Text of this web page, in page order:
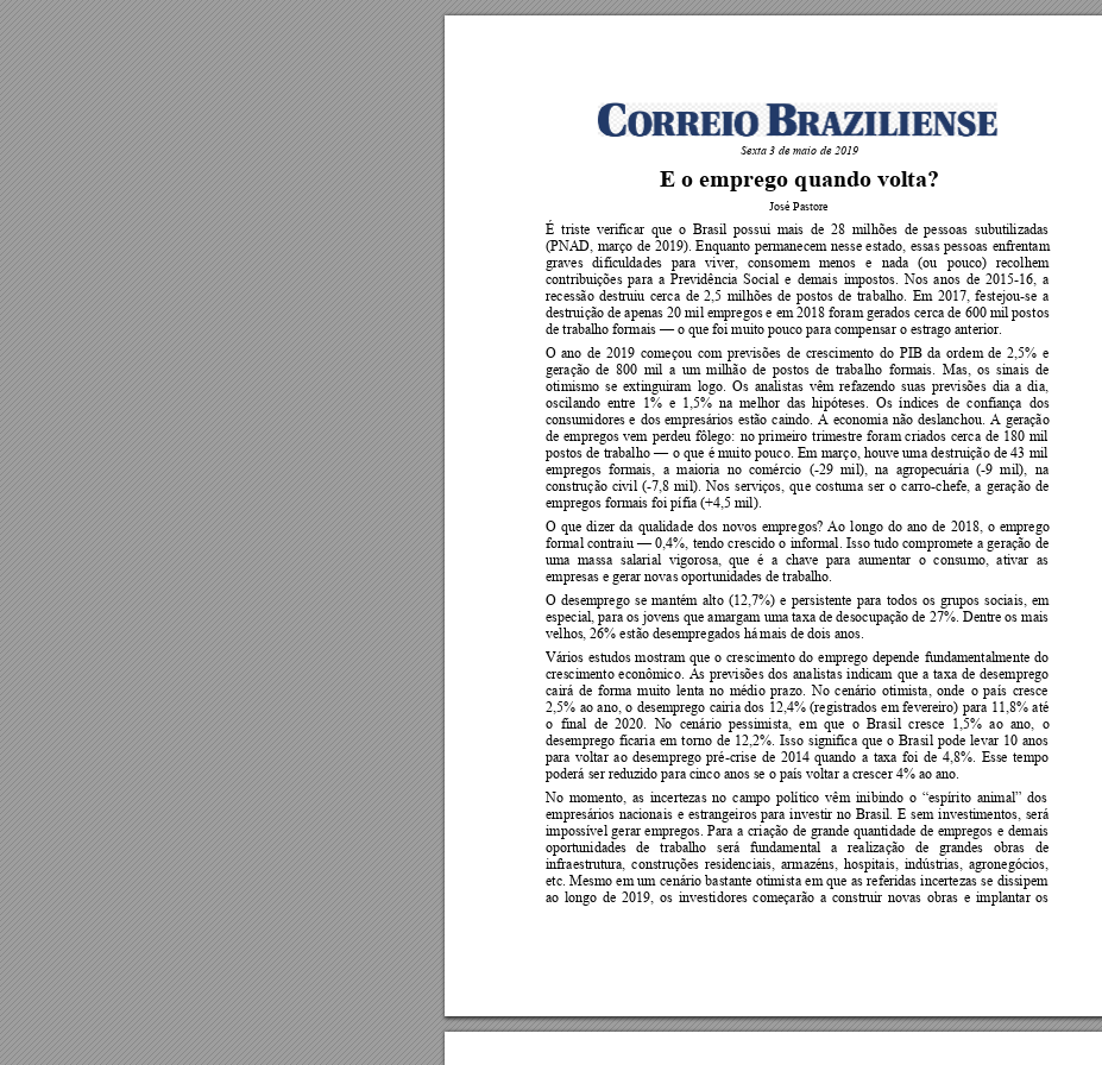
Sexta 3 de maio de 2019
E o emprego quando volta?
José Pastore
É  triste verificar que  o Brasil  possui mais  de 28 milhões  de pessoas subutilizadas
(PNAD, março de 2019). Enquanto permanecem nesse estado, essas pessoas enfrentam
graves dificuldades para viver, consomem menos e nada (ou pouco) recolhem
contribuições para a Previdência Social e demais impostos. Nos anos de 2015-16, a
recessão destruiu cerca de 2,5 milhões de postos de trabalho. Em 2017, festejou-se a
destruição de apenas 20 mil empregos e em 2018 foram gerados cerca de 600 mil postos
de trabalho formais — o que foi muito pouco para compensar o estrago anterior.
O ano de 2019 começou com previsões de crescimento do PIB da ordem de 2,5% e
geração de 800 mil a um milhão de postos de trabalho formais. Mas, os sinais de
otimismo se extinguiram logo. Os analistas vêm refazendo suas previsões dia a dia,
oscilando  entre  1%  e  1,5%  na  melhor  das  hipóteses.  Os  índices  de  confiança  dos
consumidores e dos empresários estão caindo. A economia não deslanchou. A geração
de empregos vem perdeu fôlego: no primeiro trimestre foram criados cerca de 180 mil
postos de trabalho — o que é muito pouco. Em março, houve uma destruição de 43 mil
empregos  formais, a maioria no  comércio (-29 mil),  na agropecuária (-9  mil), na
construção civil (-7,8 mil). Nos serviços, que costuma ser o carro-chefe, a geração de
empregos formais foi pífia (+4,5 mil).
O que dizer da qualidade dos novos empregos? Ao longo do ano de 2018, o emprego
formal contraiu — 0,4%, tendo crescido o informal. Isso tudo compromete a geração de
uma massa salarial vigorosa, que é a chave para aumentar o consumo, ativar as
empresas e gerar novas oportunidades de trabalho.
O desemprego se mantém alto (12,7%) e persistente para todos os grupos sociais, em
especial, para os jovens que amargam uma taxa de desocupação de 27%. Dentre os mais
velhos, 26% estão desempregados há mais de dois anos.
Vários estudos mostram que o crescimento do emprego depende fundamentalmente do
crescimento econômico. As previsões dos analistas indicam que a taxa de desemprego
cairá de forma muito lenta no médio prazo. No cenário otimista, onde o país cresce
2,5% ao ano, o desemprego cairia dos 12,4% (registrados em fevereiro) para 11,8% até
o final de 2020. No cenário pessimista, em que o Brasil cresce 1,5% ao ano, o
desemprego ficaria em torno de 12,2%. Isso significa que o Brasil pode levar 10 anos
para voltar ao desemprego pré-crise de 2014 quando a taxa foi de 4,8%. Esse tempo
poderá ser reduzido para cinco anos se o país voltar a crescer 4% ao ano.
No momento, as incertezas no campo político vêm inibindo o “espírito animal” dos
empresários nacionais e estrangeiros para investir no Brasil. E sem investimentos, será
impossível gerar empregos. Para a criação de grande quantidade de empregos e demais
oportunidades de trabalho será fundamental a realização de grandes obras de
infraestrutura, construções residenciais, armazéns, hospitais, indústrias, agronegócios,
etc. Mesmo em um cenário bastante otimista em que as referidas incertezas se dissipem
ao longo de 2019, os investidores começarão a construir novas obras e implantar os